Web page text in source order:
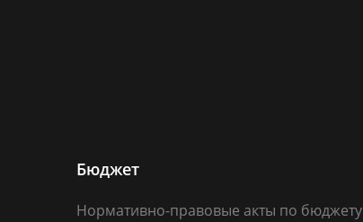
Бюджет
Нормативно-правовые акты по бюджету